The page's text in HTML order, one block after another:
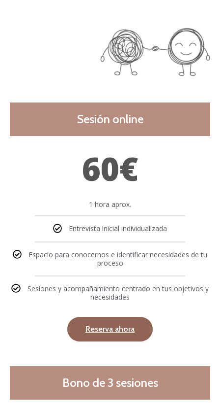
Sesión online
60€
1 hora aprox.
Entrevista inicial individualizada
Espacio para conocernos e identificar necesidades de tu
proceso
Sesiones y acompañamiento centrado en tus objetivos y
necesidades
Reserva ahora
Bono de 3 sesiones